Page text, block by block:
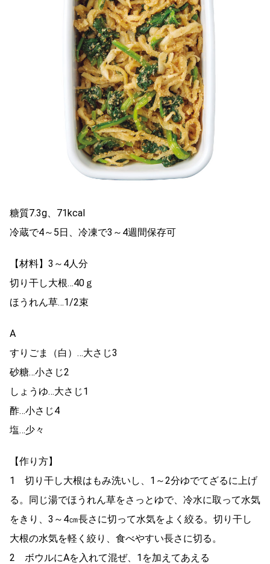
糖質7.3g、71kcal
冷蔵で4～5日、冷凍で3～4週間保存可
【材料】3～4人分
切り干し大根…40ｇ
ほうれん草…1/2束
A
すりごま（白）…大さじ3
砂糖…小さじ2
しょうゆ…大さじ1
酢…小さじ4
塩…少々
【作り方】
1 切り干し大根はもみ洗いし、1～2分ゆでてざるに上げ
る。同じ湯でほうれん草をさっとゆで、冷水に取って水気
をきり、3～4㎝長さに切って水気をよく絞る。切り干し
大根の水気を軽く絞り、食べやすい長さに切る。
2 ボウルにAを入れて混ぜ、1を加えてあえる